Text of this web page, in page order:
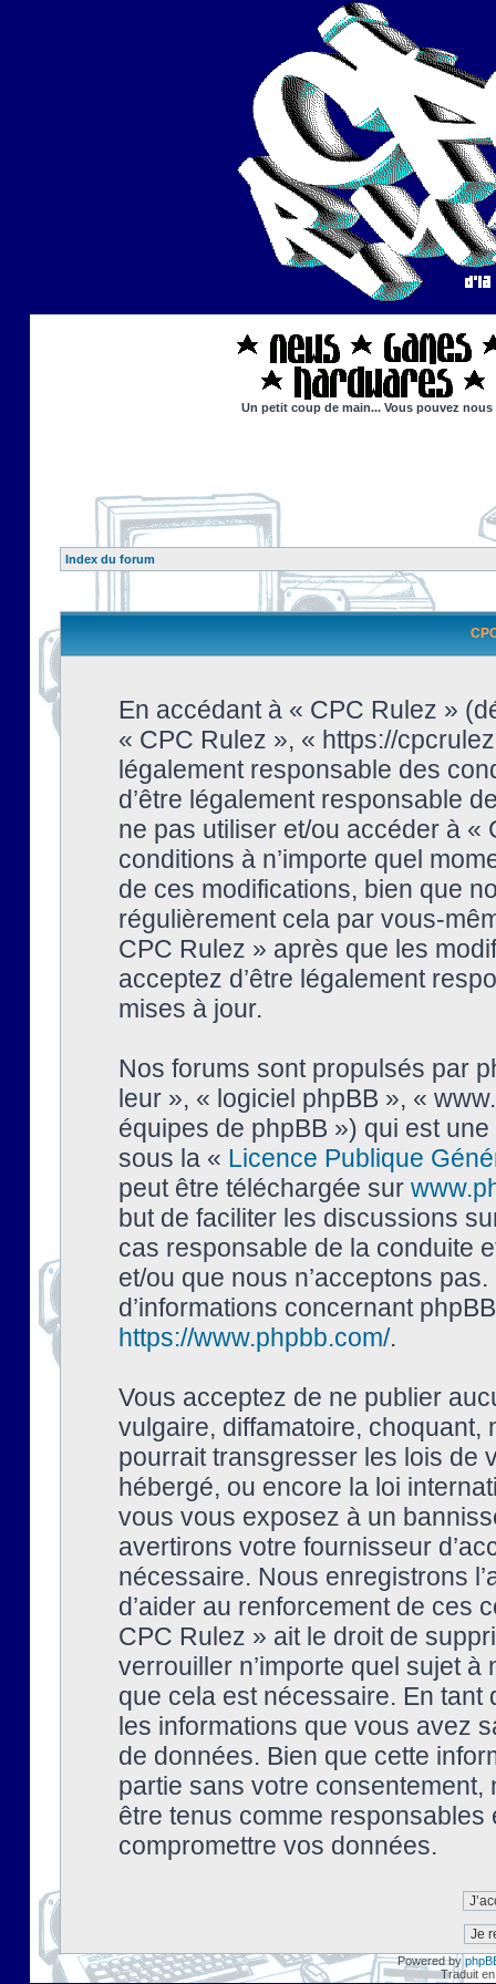
Un petit coup de main... Vous pouvez
Index du forum
En accédant à « CPC Rulez »
« CPC Rulez », « https://
légalement responsable des
d’être légalement responsable
ne pas utiliser et/ou accéder à
conditions à n’importe quel
de ces modifications, bien que
régulièrement cela par vous-
CPC Rulez » après que les
acceptez d’être légalement
mises à jour.
Nos forums sont propulsés par
leur », « logiciel phpBB », «
équipes de phpBB ») qui est
sous la « Licence Publique
peut être téléchargée sur
but de faciliter les discussions
cas responsable de la conduite
et/ou que nous n’acceptons
d’informations concernant
https://www.phpbb.com/.
Vous acceptez de ne publier
vulgaire, diffamatoire, choquant,
pourrait transgresser les lois de
hébergé, ou encore la loi
vous vous exposez à un
avertirons votre fournisseur
nécessaire. Nous enregistrons
d’aider au renforcement de ces
CPC Rulez » ait le droit de
verrouiller n’importe quel sujet à
que cela est nécessaire. En tant
les informations que vous avez
de données. Bien que cette
partie sans votre
être tenus comme
compromettre vos données.
Powered by
Traduit